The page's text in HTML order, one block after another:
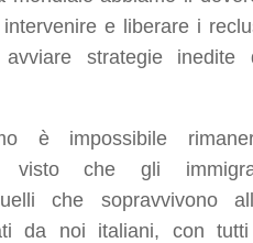
e liberare i
strategie inedite
è impossibile
visto che gli
che sopravvivono
da noi italiani, con